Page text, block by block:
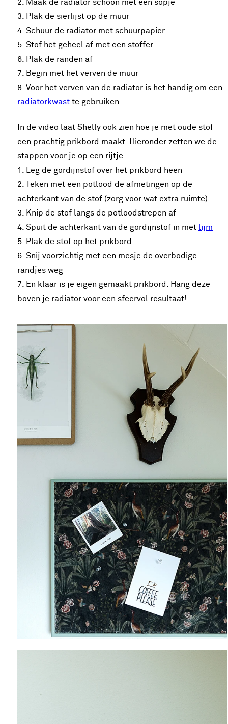
2. Maak de radiator schoon met een sopje
3. Plak de sierlijst op de muur
4. Schuur de radiator met schuurpapier
5. Stof het geheel af met een stoffer
6. Plak de randen af
7. Begin met het verven de muur
8. Voor het verven van de radiator is het handig om een
radiatorkwast te gebruiken
In de video laat Shelly ook zien hoe je met oude stof
een prachtig prikbord maakt. Hieronder zetten we de
stappen voor je op een rijtje.
1. Leg de gordijnstof over het prikbord heen
2. Teken met een potlood de afmetingen op de
achterkant van de stof (zorg voor wat extra ruimte)
3. Knip de stof langs de potloodstrepen af
4. Spuit de achterkant van de gordijnstof in met lijm
5. Plak de stof op het prikbord
6. Snij voorzichtig met een mesje de overbodige
randjes weg
7. En klaar is je eigen gemaakt prikbord. Hang deze
boven je radiator voor een sfeervol resultaat!